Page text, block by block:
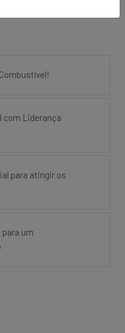
com Liderança
para atingir os
um